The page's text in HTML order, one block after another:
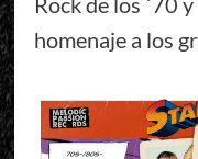
homenaje a los